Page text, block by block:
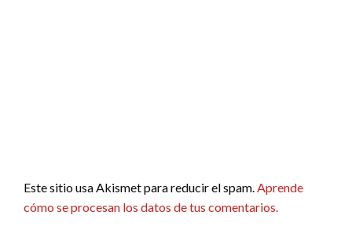
Este sitio usa Akismet para reducir el spam. Aprende
cómo se procesan los datos de tus comentarios.